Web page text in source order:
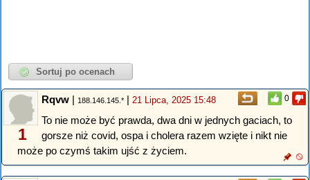
0
1
Rqvw | 188.146.145.* | 21 Lipca, 2025 15:48
To nie może być prawda, dwa dni w jednych gaciach, to
gorsze niż covid, ospa i cholera razem wzięte i nikt nie
może po czymś takim ujść z życiem.